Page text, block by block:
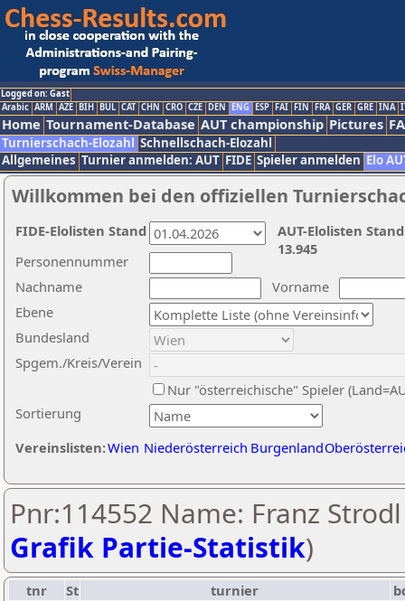
Logged on: Gast
Arabic ARM AZE BIH BUL CAT CHN CRO CZE DEN ENG ESP FAI FIN FRA GER GRE INA
Home Tournament-Database AUT championship Pictures
Turnierschach-Elozahl Schnellschach-Elozahl
Allgemeines Turnier anmelden: AUT FIDE Spieler anmelden Elo
Willkommen bei den offiziellen
Nachname
Vorname
Ebene
Sortierung
Personennummer
Bundesland
Spgem./Kreis/Verein
Nur "österreichische" Spieler
Vereinslisten:Wien Niederösterreich Burgenland
AUT-Elolisten
13.945
FIDE-Elolisten Stand
Pnr:114552 Name: Franz
Grafik Partie-Statistik)
tnr St turnier